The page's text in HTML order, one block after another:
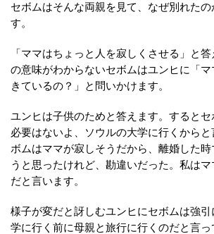
セボムはそんな両親を見て、なぜ別れたの
す。
「ママはちょっと人を寂しくさせる」と
の意味がわからないセボムはユンヒに「
きているの？」と問いかけます。
ユンヒは子供のためと答えます。すると
必要はないよ、ソウルの大学に行くから
ボムはママが寂しそうだから、離婚した時
うと思ったけれど、勘違いだった。私は
だと言います。
様子が変だと訝しむユンヒにセボムは強
学に行く前に母親と旅行に行くのだと言